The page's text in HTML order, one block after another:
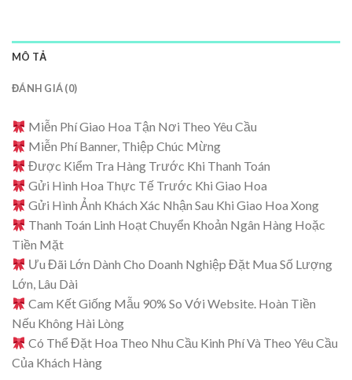
MÔ TẢ
ĐÁNH GIÁ (0)
Miễn Phí Giao Hoa Tận Nơi Theo Yêu Cầu
Miễn Phí Banner, Thiệp Chúc Mừng
Được Kiểm Tra Hàng Trước Khi Thanh Toán
Gửi Hình Hoa Thực Tế Trước Khi Giao Hoa
Gửi Hình Ảnh Khách Xác Nhận Sau Khi Giao Hoa Xong
Thanh Toán Linh Hoạt Chuyển Khoản Ngân Hàng Hoặc
Tiền Mặt
Ưu Đãi Lớn Dành Cho Doanh Nghiệp Đặt Mua Số Lượng
Lớn, Lâu Dài
Cam Kết Giống Mẫu 90% So Với Website. Hoàn Tiền
Nếu Không Hài Lòng
Có Thể Đặt Hoa Theo Nhu Cầu Kinh Phí Và Theo Yêu Cầu
Của Khách Hàng